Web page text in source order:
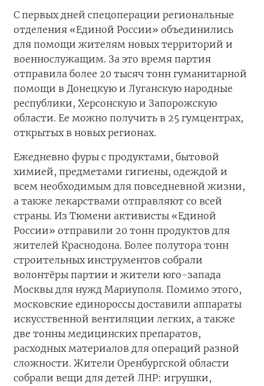
С первых дней спецоперации региональные
отделения «Единой России» объединились
для помощи жителям новых территорий и
военнослужащим. За это время партия
отправила более 20 тысяч тонн гуманитарной
помощи в Донецкую и Луганскую народные
республики, Херсонскую и Запорожскую
области. Ее можно получить в 25 гумцентрах,
открытых в новых регионах.
Ежедневно фуры с продуктами, бытовой
химией, предметами гигиены, одеждой и
всем необходимым для повседневной жизни,
а также лекарствами отправляют со всей
страны. Из Тюмени активисты «Единой
России» отправили 20 тонн продуктов для
жителей Краснодона. Более полутора тонн
строительных инструментов собрали
волонтёры партии и жители юго-запада
Москвы для нужд Мариуполя. Помимо этого,
московские единороссы доставили аппараты
искусственной вентиляции легких, а также
две тонны медицинских препаратов,
расходных материалов для операций разной
сложности. Жители Оренбургской области
собрали вещи для детей ЛНР: игрушки,